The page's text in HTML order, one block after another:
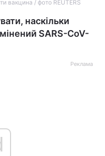
вакцина / фото REUTERS
наскільки
SARS-CoV-
Реклама